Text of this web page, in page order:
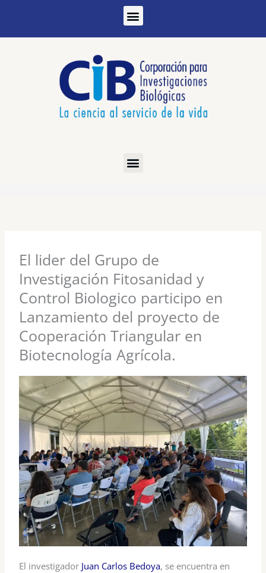
El lider del Grupo de
Investigación Fitosanidad y
Control Biologico participo en
Lanzamiento del proyecto de
Cooperación Triangular en
Biotecnología Agrícola.
El investigador Juan Carlos Bedoya, se encuentra en